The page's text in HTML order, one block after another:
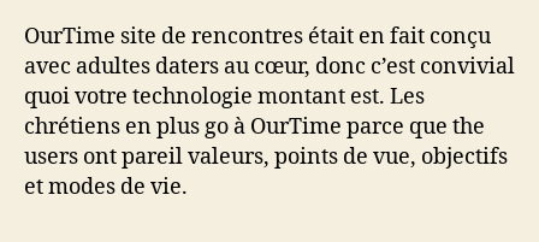
OurTime site de rencontres était en fait conçu
avec adultes daters au cœur, donc c’est convivial
quoi votre technologie montant est. Les
chrétiens en plus go à OurTime parce que the
users ont pareil valeurs, points de vue, objectifs
et modes de vie.